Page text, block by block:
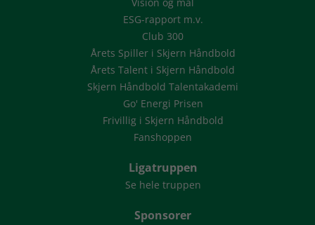
ESG-rapport m.v.
Club 300
Årets Spiller i Skjern Håndbold
Årets Talent i Skjern Håndbold
Skjern Håndbold Talentakademi
Go' Energi Prisen
Frivillig i Skjern Håndbold
Fanshoppen
Ligatruppen
Se hele truppen
Sponsorer